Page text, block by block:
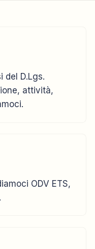
del D.Lgs.
attività,
ODV ETS,